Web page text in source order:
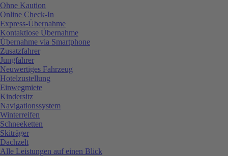
Ohne Kaution
Online Check-In
Express-Übernahme
Kontaktlose Übernahme
Übernahme via Smartphone
Zusatzfahrer
Jungfahrer
Neuwertiges Fahrzeug
Hotelzustellung
Einwegmiete
Kindersitz
Navigationssystem
Winterreifen
Schneeketten
Skiträger
Dachzelt
Alle Leistungen auf einen Blick